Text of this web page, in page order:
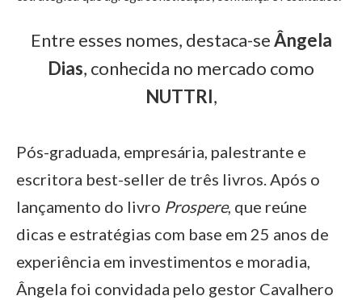
Entre esses nomes, destaca-seÂngela
Dias, conhecida no mercado como
NUTTRI,
Pós-graduada, empresária, palestrante e
escritora best-seller de três livros. Após o
lançamento do livro Prospere, que reúne
dicas e estratégias com base em 25 anos de
experiência em investimentos e moradia,
Ângela foi convidada pelo gestor Cavalhero